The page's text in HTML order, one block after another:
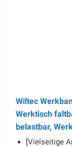
Wiltec
Werktisch
belastbar,
[Vielseitige